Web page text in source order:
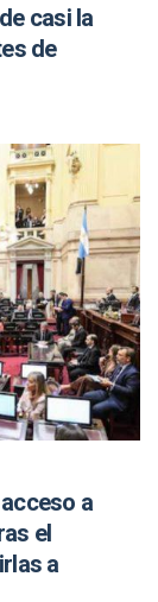
casi la
de
a
el
a